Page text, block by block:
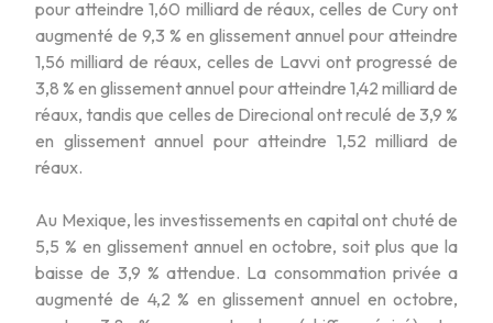
pour atteindre 1,60 milliard de réaux, celles de Cury ont
augmenté de 9,3 % en glissement annuel pour atteindre
1,56 milliard de réaux, celles de Lavvi ont progressé de
3,8 % en glissement annuel pour atteindre 1,42 milliard de
réaux, tandis que celles de Direcional ont reculé de 3,9 %
en glissement annuel pour atteindre 1,52 milliard de
réaux.
Au Mexique, les investissements en capital ont chuté de
5,5 % en glissement annuel en octobre, soit plus que la
baisse de 3,9 % attendue. La consommation privée a
augmenté de 4,2 % en glissement annuel en octobre,